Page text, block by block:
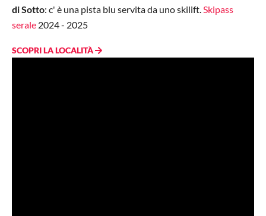
di Sotto: c' è una pista blu servita da uno skilift.Skipass
serale 2024 - 2025
SCOPRI LA LOCALITÀ